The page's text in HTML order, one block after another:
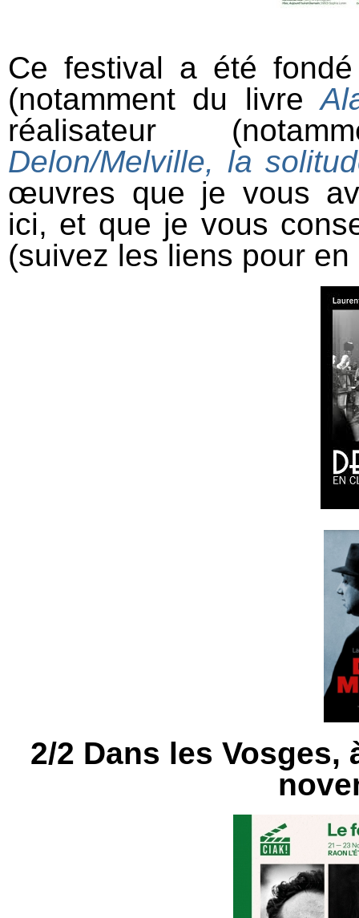
Ce festival a été
(notamment du livre
réalisateur
Delon/Melville, la
œuvres que je vous
ici, et que je vous
(suivez les liens pour
2/2 Dans les Vosges,